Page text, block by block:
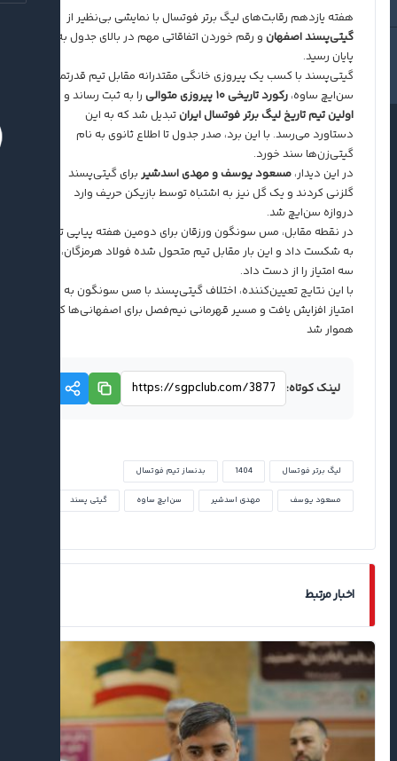
​هفته یازدهم رقابت‌های لیگ برتر فوتسال با نمایشی بی‌نظیر از
گیتی‌پسند اصفهان و رقم خوردن اتفاقاتی مهم در بالای جدول به
پایان رسید.
​گیتی‌پسند با کسب یک پیروزی خانگی مقتدرانه مقابل تیم قدرتمند
سن‌ایچ ساوه، رکورد تاریخی ۱۰ پیروزی متوالی
را به ثبت رساند و به
اولین تیم تاریخ لیگ برتر فوتسال ایرانتبدیل شد که به این
دستاورد می‌رسد. با این برد، صدر جدول تا اطلاع ثانوی به نام
گیتی‌زن‌ها سند خورد.
​در این دیدار، مسعود یوسف و مهدی اسدشیر برای گیتی‌پسند
گلزنی کردند و یک گل نیز به اشتباه توسط بازیکن حریف وارد
دروازه سن‌ایچ شد.
​در نقطه مقابل، مس سونگون ورزقان برای دومین هفته پیاپی تن
به شکست داد و این بار مقابل تیم متحول شده فولاد هرمزگان،
سه امتیاز را از دست داد.
​با این نتایج تعیین‌کننده، اختلاف گیتی‌پسند با مس سونگون به پنج
امتیاز افزایش یافت و مسیر قهرمانی نیم‌فصل برای اصفهانی‌ها کاملاً
هموار شد
لینک کوتاه:
لیگ برتر فوتسال 1404 بدنساز تیم فوتسال
مسعود یوسف مهدی اسدشیر سن‌ایچ ساوه گیتی پسند
اخبار مرتبط